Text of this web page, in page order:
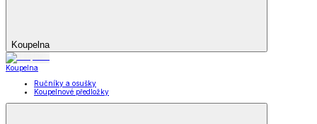
Koupelna
Koupelna
Ručníky a osušky
Koupelnové předložky